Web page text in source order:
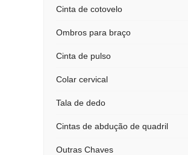
Cinta de cotovelo
Ombros para braço
Cinta de pulso
Colar cervical
Tala de dedo
Cintas de abdução de quadril
Outras Chaves